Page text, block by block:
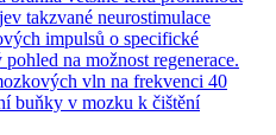
takzvané neurostimulace
impulsů o specifické
na možnost regenerace.
vln na frekvenci 40
buňky v mozku k čištění